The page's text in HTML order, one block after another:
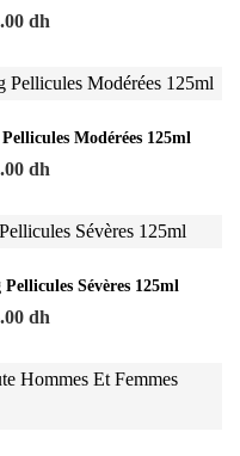
dh
Modérées 125ml
dh
Sévères 125ml
dh